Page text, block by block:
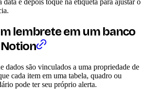
lembrete em um banco
dados são vinculados a uma propriedade de
cada item em uma tabela, quadro ou
pode ter seu próprio alerta.